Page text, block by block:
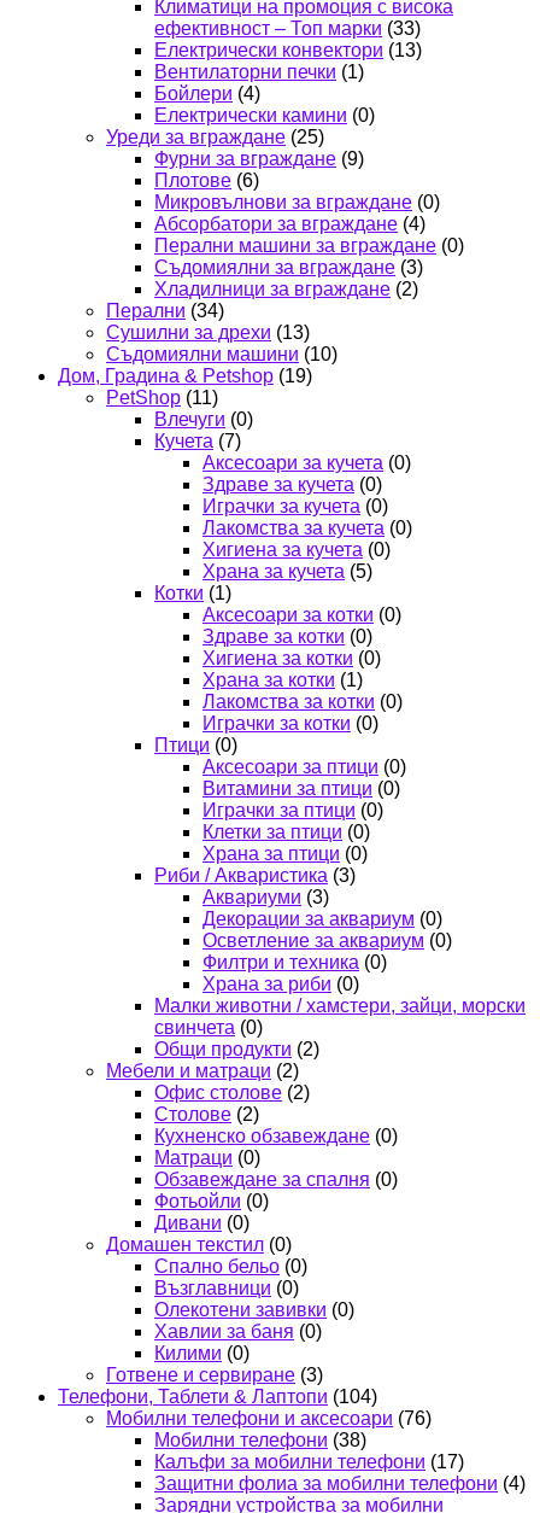
Климатици на промоция с висока
ефективност – Топ марки (33)
Електрически конвектори (13)
Вентилаторни печки (1)
Бойлери (4)
Електрически камини (0)
Уреди за вграждане (25)
Фурни за вграждане (9)
Плотове (6)
Микровълнови за вграждане (0)
Абсорбатори за вграждане (4)
Перални машини за вграждане (0)
Съдомиялни за вграждане (3)
Хладилници за вграждане (2)
Перални (34)
Сушилни за дрехи (13)
Съдомиялни машини (10)
Дом, Градина & Petshop (19)
PetShop (11)
Влечуги (0)
Кучета (7)
Аксесоари за кучета (0)
Здраве за кучета (0)
Играчки за кучета (0)
Лакомства за кучета (0)
Хигиена за кучета (0)
Храна за кучета (5)
Котки (1)
Аксесоари за котки (0)
Здраве за котки (0)
Хигиена за котки (0)
Храна за котки (1)
Лакомства за котки (0)
Играчки за котки (0)
Птици (0)
Аксесоари за птици (0)
Витамини за птици (0)
Играчки за птици (0)
Клетки за птици (0)
Храна за птици (0)
Риби / Акваристика (3)
Аквариуми (3)
Декорации за аквариум (0)
Осветление за аквариум (0)
Филтри и техника (0)
Храна за риби (0)
Малки животни / хамстери, зайци, морски
свинчета (0)
Общи продукти (2)
Мебели и матраци (2)
Офис столове (2)
Столове (2)
Кухненско обзавеждане (0)
Матраци (0)
Обзавеждане за спалня (0)
Фотьойли (0)
Дивани (0)
Домашен текстил (0)
Спално бельо (0)
Възглавници (0)
Олекотени завивки (0)
Хавлии за баня (0)
Килими (0)
Готвене и сервиране (3)
Телефони, Таблети & Лаптопи (104)
Мобилни телефони и аксесоари (76)
Мобилни телефони (38)
Калъфи за мобилни телефони (17)
Защитни фолиа за мобилни телефони (4)
Зарядни устройства за мобилни